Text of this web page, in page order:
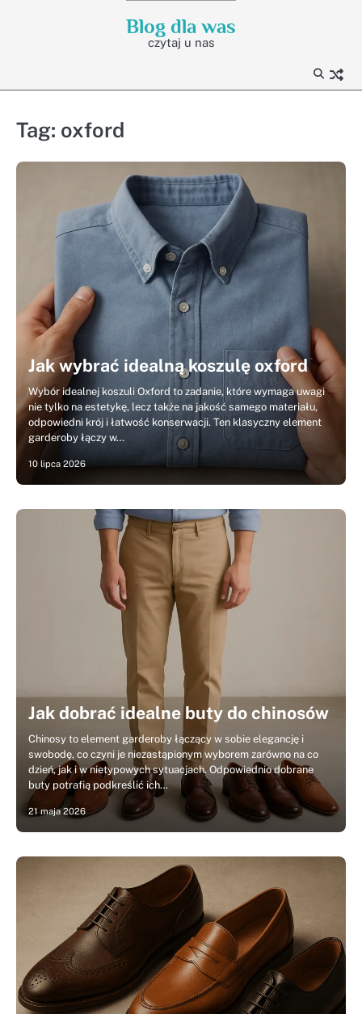
Blog dla was
czytaj u nas
Tag: oxford
Jak wybrać idealną koszulę oxford
Wybór idealnej koszuli Oxford to zadanie, które wymaga uwagi
nie tylko na estetykę, lecz także na jakość samego materiału,
odpowiedni krój i łatwość konserwacji. Ten klasyczny element
garderoby łączy w…
10 lipca 2026
Jak dobrać idealne buty do chinosów
Chinosy to element garderoby łączący w sobie elegancję i
swobodę, co czyni je niezastąpionym wyborem zarówno na co
dzień, jak i w nietypowych sytuacjach. Odpowiednio dobrane
buty potrafią podkreślić ich…
21 maja 2026